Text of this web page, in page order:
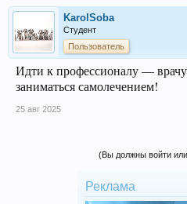
KarolSoba
Студент
Пользователь
Идти к профессионалу —
заниматься самолечением!
25 авг 2025
(Вы должны войти или
Реклама